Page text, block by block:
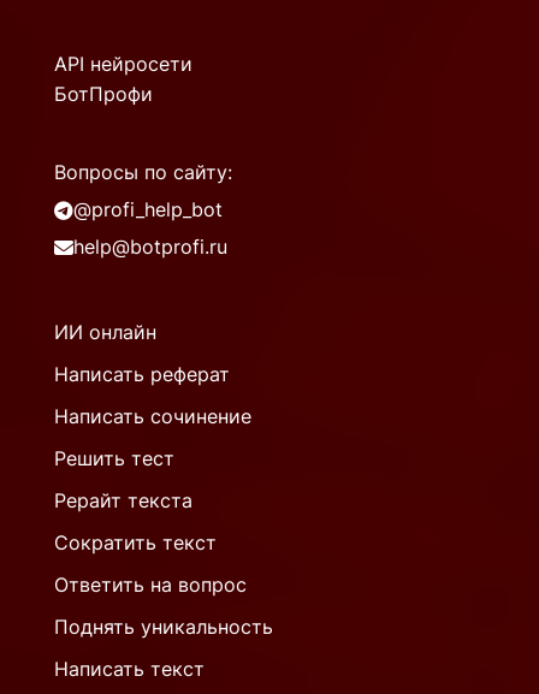
API нейросети
БотПрофи
Вопросы по сайту:
@profi_help_bot
help@botprofi.ru
ИИ онлайн
Написать реферат
Написать сочинение
Решить тест
Рерайт текста
Сократить текст
Ответить на вопрос
Поднять уникальность
Написать текст